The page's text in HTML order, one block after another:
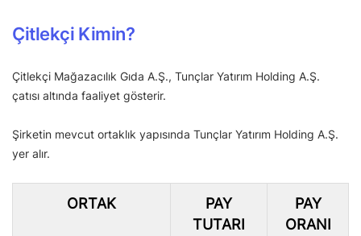
Çitlekçi Kimin?
Çitlekçi Mağazacılık Gıda A.Ş., Tunçlar Yatırım Holding A.Ş.
çatısı altında faaliyet gösterir.
Şirketin mevcut ortaklık yapısında Tunçlar Yatırım Holding A.Ş.
yer alır.
ORTAK
PAY
TUTARI
PAY
ORANI